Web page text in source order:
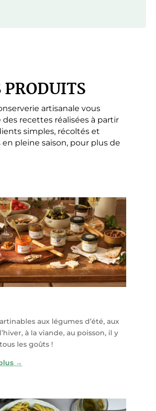
PRODUITS
artisanale vous
des recettes réalisées à partir
simples, récoltés et
en pleine saison, pour plus de
aux légumes d’été, aux
à la viande, au poisson, il y
les goûts !
→